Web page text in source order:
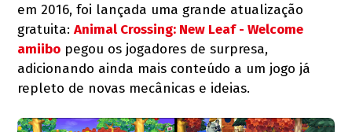
em 2016, foi lançada uma grande atualização
gratuita:Animal Crossing: New Leaf - Welcome
amiibo pegou os jogadores de surpresa,
adicionando ainda mais conteúdo a um jogo já
repleto de novas mecânicas e ideias.